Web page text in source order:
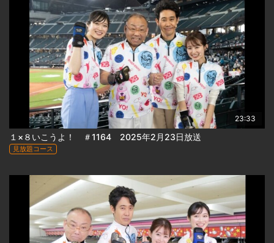
23:33
１×８いこうよ！ ＃1164 2025年2月23日放送
見放題コース